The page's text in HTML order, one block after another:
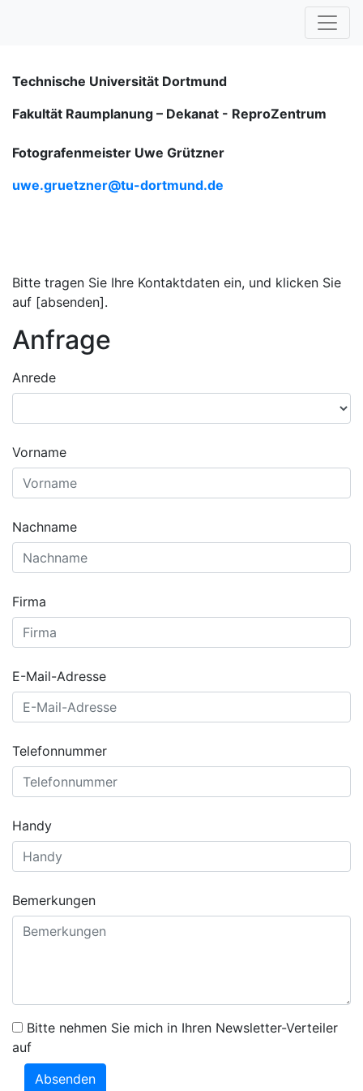
Technische Universität Dortmund
Fakultät Raumplanung – Dekanat - ReproZentrum
Fotografenmeister Uwe Grützner
uwe.gruetzner@tu-dortmund.de
Bitte tragen Sie Ihre Kontaktdaten ein, und klicken Sie
auf [absenden].
Anfrage
Anrede
Vorname
Nachname
Firma
E-Mail-Adresse
Telefonnummer
Handy
Bemerkungen
Bitte nehmen Sie mich in Ihren Newsletter-Verteiler
auf
Absenden